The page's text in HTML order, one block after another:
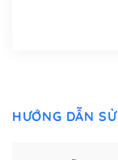
nó theo ý bạn
Có thể tùy biến
HƯỚNG DẪN